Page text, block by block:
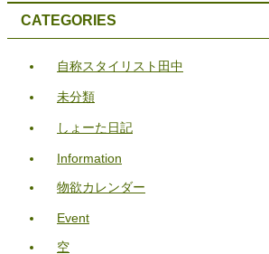
CATEGORIES
自称スタイリスト田中
未分類
しょーた日記
Information
物欲カレンダー
Event
空